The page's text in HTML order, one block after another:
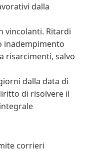
dalla
vincolanti. Ritardi
inadempimento
risarcimenti, salvo
dalla data di
di risolvere il
corrieri